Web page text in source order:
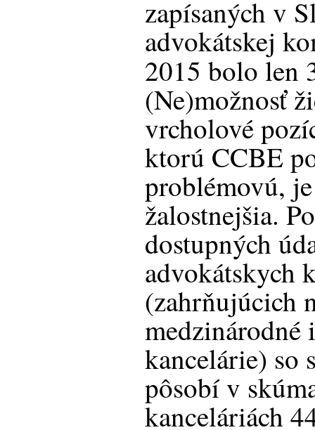
zapísaných v
advokátskej
2015 bolo len
(Ne)možnosť
vrcholové
ktorú CCBE
problémovú,
žalostnejšia.
dostupných
advokátskych
(zahrňujúcich
medzinárodné
kancelárie) so
pôsobí v
kanceláriách